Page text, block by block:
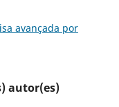
avançada por
autor(es)